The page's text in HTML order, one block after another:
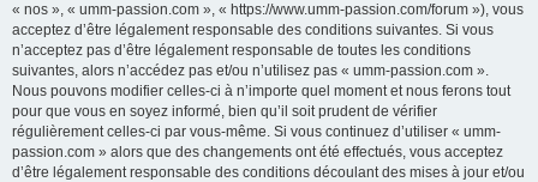
« nos », « umm-passion.com », « https://www.umm-passion.com/forum »), vous
acceptez d’être légalement responsable des conditions suivantes. Si vous
n’acceptez pas d’être légalement responsable de toutes les conditions
suivantes, alors n’accédez pas et/ou n’utilisez pas « umm-passion.com ».
Nous pouvons modifier celles-ci à n’importe quel moment et nous ferons tout
pour que vous en soyez informé, bien qu’il soit prudent de vérifier
régulièrement celles-ci par vous-même. Si vous continuez d’utiliser « umm-
passion.com » alors que des changements ont été effectués, vous acceptez
d’être légalement responsable des conditions découlant des mises à jour et/ou